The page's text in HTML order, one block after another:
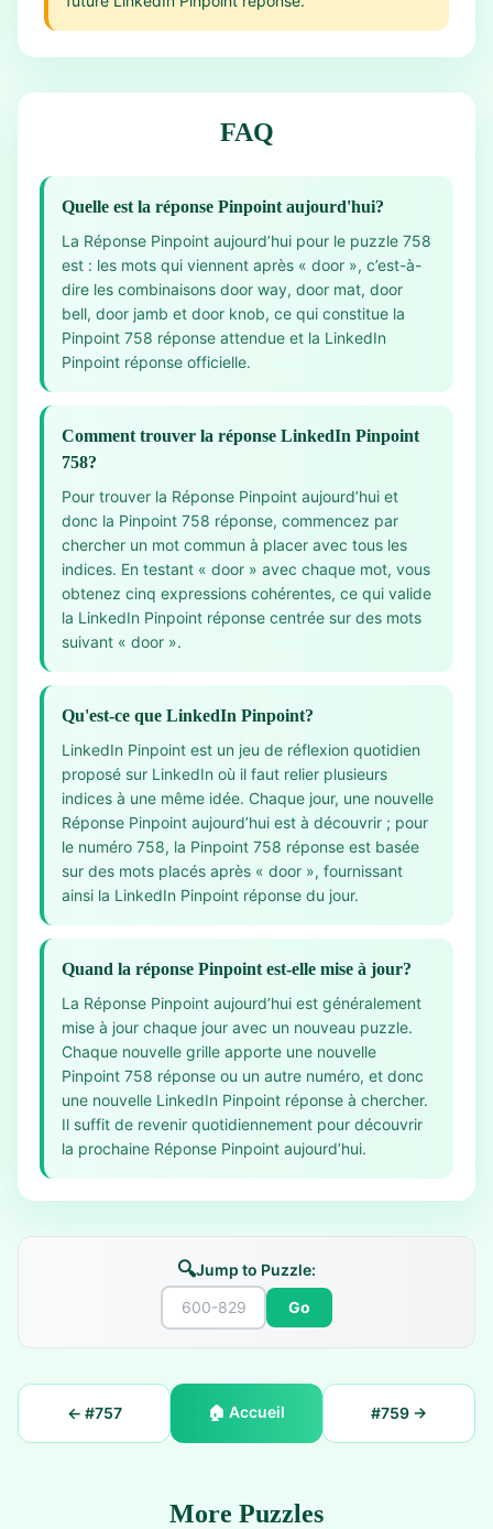
FAQ
Quelle est la réponse Pinpoint aujourd'hui?
La Réponse Pinpoint aujourd’hui pour le puzzle 758
est : les mots qui viennent après « door », c’est-à-
dire les combinaisons door way, door mat, door
bell, door jamb et door knob, ce qui constitue la
Pinpoint 758 réponse attendue et la LinkedIn
Pinpoint réponse officielle.
Comment trouver la réponse LinkedIn Pinpoint
758?
Pour trouver la Réponse Pinpoint aujourd’hui et
donc la Pinpoint 758 réponse, commencez par
chercher un mot commun à placer avec tous les
indices. En testant « door » avec chaque mot, vous
obtenez cinq expressions cohérentes, ce qui valide
la LinkedIn Pinpoint réponse centrée sur des mots
suivant « door ».
Qu'est-ce que LinkedIn Pinpoint?
LinkedIn Pinpoint est un jeu de réflexion quotidien
proposé sur LinkedIn où il faut relier plusieurs
indices à une même idée. Chaque jour, une nouvelle
Réponse Pinpoint aujourd’hui est à découvrir ; pour
le numéro 758, la Pinpoint 758 réponse est basée
sur des mots placés après « door », fournissant
ainsi la LinkedIn Pinpoint réponse du jour.
Quand la réponse Pinpoint est-elle mise à jour?
La Réponse Pinpoint aujourd’hui est généralement
mise à jour chaque jour avec un nouveau puzzle.
Chaque nouvelle grille apporte une nouvelle
Pinpoint 758 réponse ou un autre numéro, et donc
une nouvelle LinkedIn Pinpoint réponse à chercher.
Il suffit de revenir quotidiennement pour découvrir
la prochaine Réponse Pinpoint aujourd’hui.
🔍Jump to Puzzle:
Go
← #757 🏠 Accueil #759→
More Puzzles